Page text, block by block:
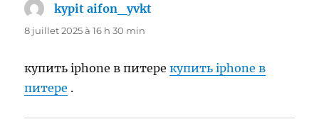
kypit aifon_yvkt
8 juillet 2025 à 16 h 30 min
купить iphone в питерекупить iphone в
питере .